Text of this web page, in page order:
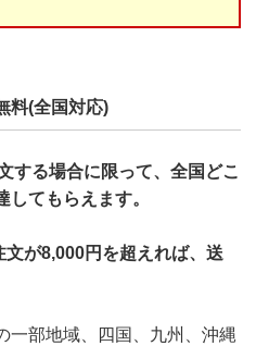
料(全国対応)
する場合に限って、全国どこ
てもらえます。
が8,000円を超えれば、送
一部地域、四国、九州、沖縄